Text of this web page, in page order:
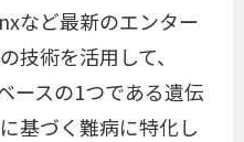
など最新のエンター
技術を活用して、
ースの1つである遺伝
基づく難病に特化し